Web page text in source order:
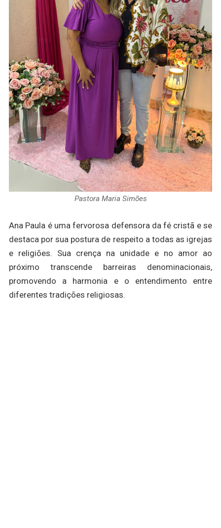
Pastora Maria Simões
Ana Paula é uma fervorosa defensora da fé cristã e se
destaca por sua postura de respeito a todas as igrejas
e religiões. Sua crença na unidade e no amor ao
próximo transcende barreiras denominacionais,
promovendo a harmonia e o entendimento entre
diferentes tradições religiosas.